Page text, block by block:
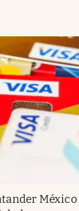
México